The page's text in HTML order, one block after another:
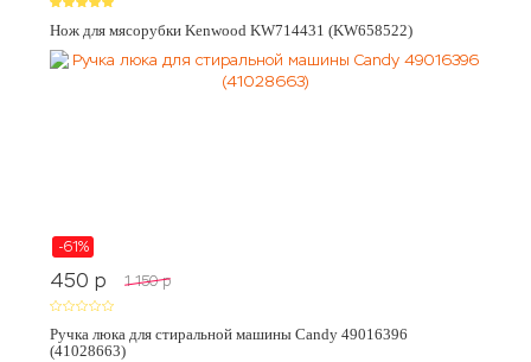
Нож для мясорубки Kenwood KW714431 (KW658522)
-61%
450 p 1 150 p
Ручка люка для стиральной машины Candy 49016396
(41028663)